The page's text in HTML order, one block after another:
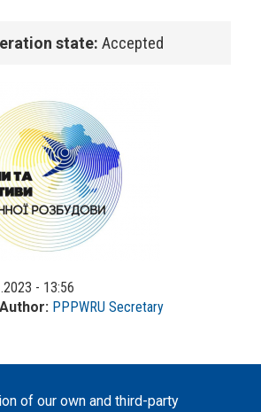
state: Accepted
- 13:56
PPPWRU Secretary
of our own and third-party